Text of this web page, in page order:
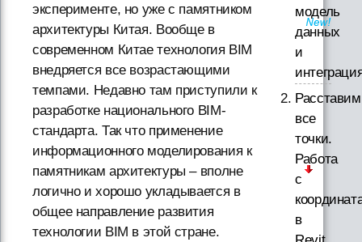
эксперименте, но уже с памятником
архитектуры Китая. Вообще в
современном Китае технология BIM
внедряется все возрастающими
темпами. Недавно там приступили к
разработке национального BIM-
стандарта. Так что применение
информационного моделирования к
памятникам архитектуры – вполне
логично и хорошо укладывается в
общее направление развития
технологии BIM в этой стране.
модель
данных
и
Расставим
все
точки.
Работа
с
в